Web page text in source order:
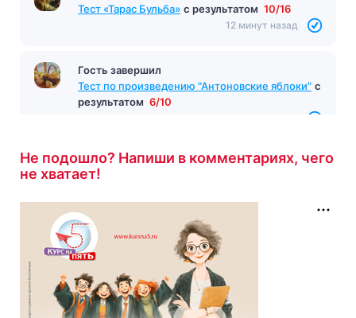
Тест «Тарас Бульба» с результатом 10/16
12 минут назад
Гость завершил
Тест по произведению "Антоновские яблоки" с
результатом 6/10
Не подошло? Напиши в комментариях, чего
не хватает!